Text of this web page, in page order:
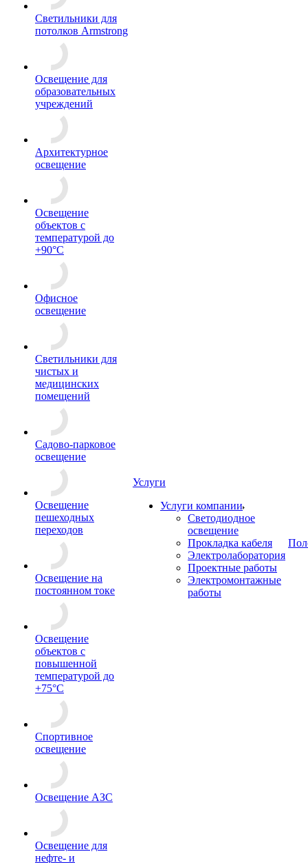
Светильники для
потолков Armstrong
Освещение для
образовательных
учреждений
Архитектурное
освещение
Освещение
объектов с
температурой до
+90°С
Офисное
освещение
Светильники для
чистых и
медицинских
помещений
Садово-парковое
освещение
Освещение
пешеходных
переходов
Освещение на
постоянном токе
Освещение
объектов с
повышенной
температурой до
+75°C
Спортивное
освещение
Освещение АЗС
Освещение для
нефте- и
Услуги
Услуги компании
Светодиодное
освещение
Прокладка кабеля
Электролаборатория
Проектные работы
Электромонтажные
работы